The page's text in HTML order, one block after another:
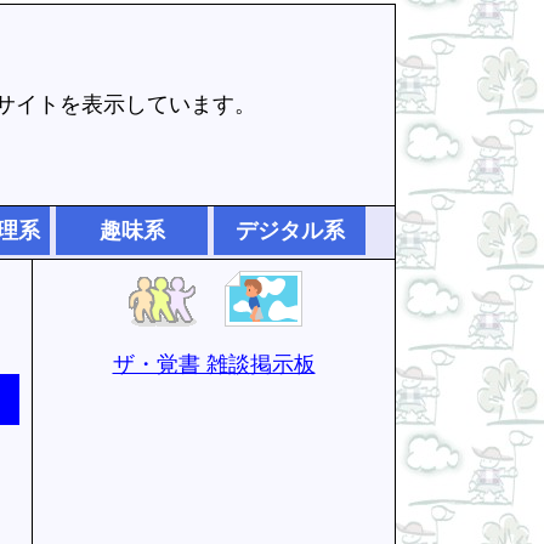
イトを表示しています。
系 趣味系 デジタル系
ザ・覚書 雑談掲示板